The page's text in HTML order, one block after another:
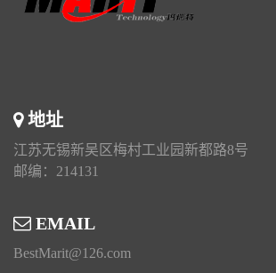
地址
江苏无锡新吴区梅村工业园新都路8号
邮编：214131
EMAIL
BestMarit@126.com